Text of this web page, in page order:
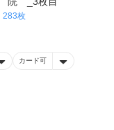
283枚
カード可